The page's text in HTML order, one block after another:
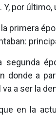
por
primera
segunda
donde a
va a ser la
en la